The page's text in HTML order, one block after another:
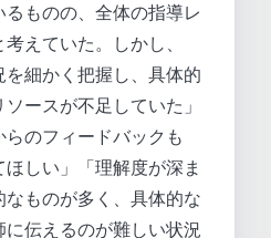
ものの、全体の指導レ
えていた。しかし、
細かく把握し、具体的
ースが不足していた」
のフィードバックも
ほしい」「理解度が深ま
なものが多く、具体的な
伝えるのが難しい状況